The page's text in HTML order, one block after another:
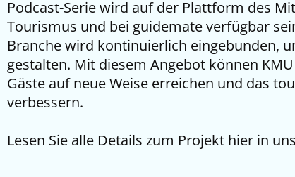
Podcast-Serie wird auf der Plattform des
Tourismus und bei guidemate verfügbar
Branche wird kontinuierlich eingebunden,
gestalten. Mit diesem Angebot können
Gäste auf neue Weise erreichen und das
verbessern.
Lesen Sie alle Details zum Projekt hier in